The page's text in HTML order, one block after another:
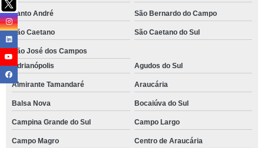
Santo André São Bernardo do Campo
São Caetano São Caetano do Sul
São José dos Campos
Adrianópolis
Agudos do Sul
Almirante Tamandaré Araucária
Balsa Nova Bocaiúva do Sul
Campina Grande do Sul Campo Largo
Campo Magro Centro de Araucária